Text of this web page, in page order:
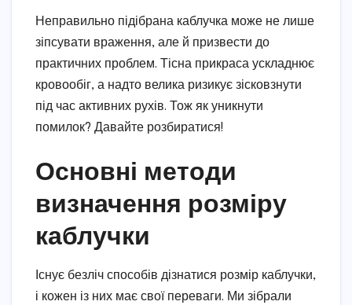
Неправильно підібрана каблучка може не лише
зіпсувати враження, але й призвести до
практичних проблем. Тісна прикраса ускладнює
кровообіг, а надто велика ризикує зісковзнути
під час активних рухів. Тож як уникнути
помилок? Давайте розбиратися!
Основні методи
визначення розміру
каблучки
Існує безліч способів дізнатися розмір каблучки,
і кожен із них має свої переваги. Ми зібрали